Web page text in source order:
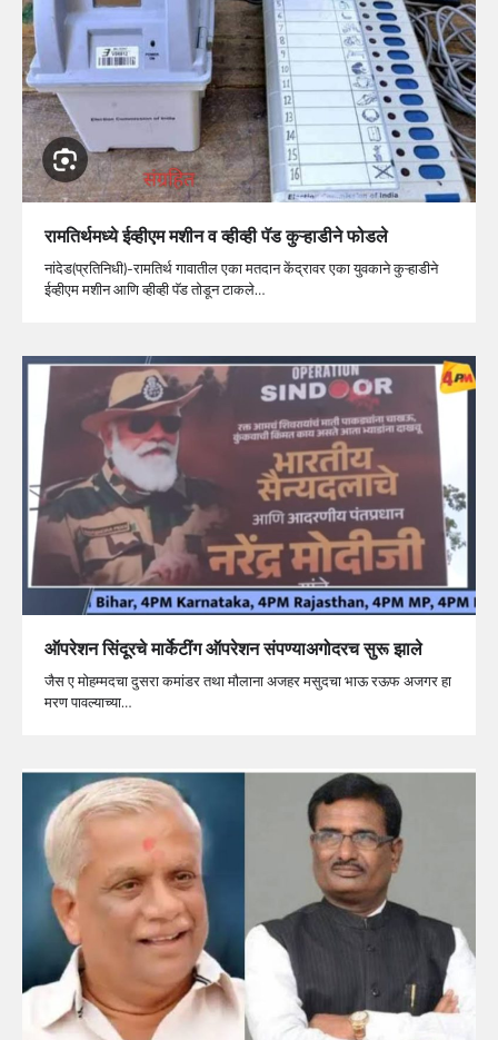
रामतिर्थमध्ये ईव्हीएम मशीन व व्हीव्ही पॅड कुऱ्हाडीने फोडले
नांदेड(प्रतिनिधी)-रामतिर्थ गावातील एका मतदान केंद्रावर एका युवकाने कुऱ्हाडीने
ईव्हीएम मशीन आणि व्हीव्ही पॅड तोडून टाकले…
ऑपरेशन सिंदूरचे मार्केटींग ऑपरेशन संपण्याअगोदरच सुरू झाले
जैस ए मोहम्मदचा दुसरा कमांडर तथा मौलाना अजहर मसुदचा भाऊ रऊफ अजगर हा
मरण पावल्याच्या…